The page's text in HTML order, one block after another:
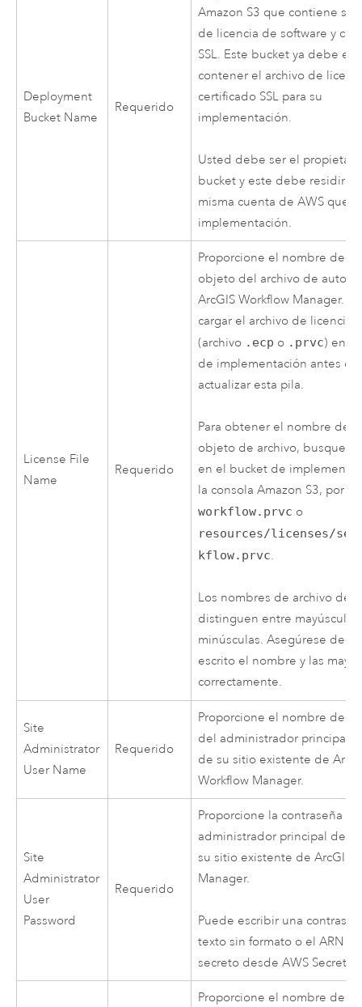
Deployment
Bucket Name
Requerido
Amazon S3 que contiene
de licencia de software y
SSL. Este bucket ya debe
contener el archivo de
certificado SSL para su
implementación.
Usted debe ser el
bucket y este debe residir
misma cuenta deAWS que
implementación.
License File
Name
Requerido
Proporcione el nombre de
objeto del archivo de
ArcGIS Workflow Manager.
cargar el archivo de licencia
(archivo .ecp o .prvc) en
de implementación antes de
actualizar esta pila.
Para obtener el nombre de
objeto de archivo, busque el
en el bucket de
la consolaAmazon S3, por
workflow.prvc o
resources/licenses/
kflow.prvc.
Los nombres de archivo de
distinguen entre mayúsculas
minúsculas. Asegúrese de
escrito el nombre y las
correctamente.
Site
Administrator
User Name
Requerido
Proporcione el nombre de
del administrador principal
de su sitio existente de
Workflow Manager.
Site
Administrator
User
Password
Requerido
Proporcione la contraseña
administrador principal del
su sitio existente deArcGIS
Manager.
Puede escribir una
texto sin formato o el ARN
secreto desdeAWS Secrets
Proporcione el nombre de